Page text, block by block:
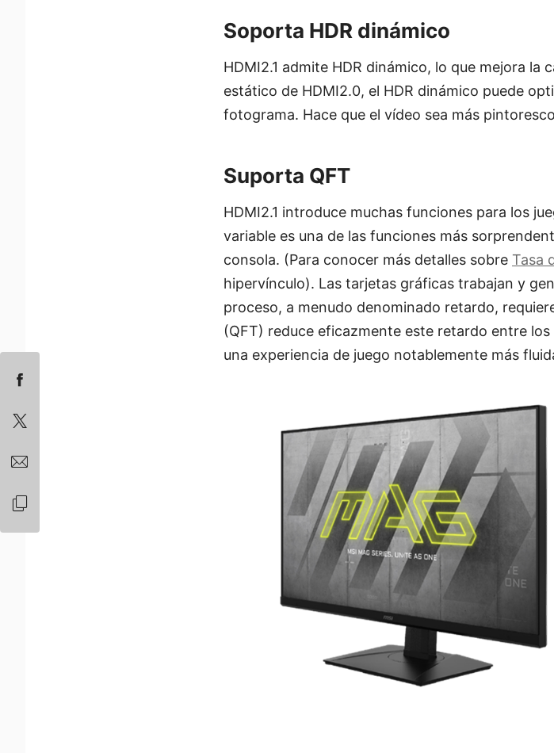
Soporta HDR dinámico
HDMI2.1 admite HDR dinámico, lo que mejora la
estático de HDMI2.0, el HDR dinámico puede
fotograma. Hace que el vídeo sea más
Suporta QFT
HDMI2.1 introduce muchas funciones para los
variable es una de las funciones más
consola. (Para conocer más detalles sobre Tasa
hipervínculo). Las tarjetas gráficas trabajan y
proceso, a menudo denominado retardo,
(QFT) reduce eficazmente este retardo entre
una experiencia de juego notablemente más